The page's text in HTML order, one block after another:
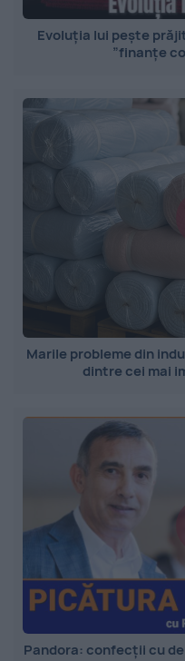
Evoluția lui pește
”finanțe
Marile probleme din
dintre cei mai
Pandora: confecții cu